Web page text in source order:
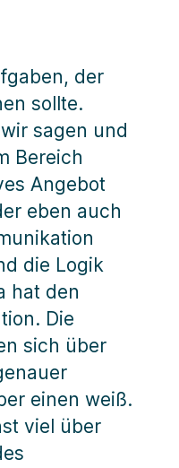
der
sollte.
sagen und
Bereich
Angebot
eben auch
die Logik
hat den
Die
sich über
einen weiß.
viel über